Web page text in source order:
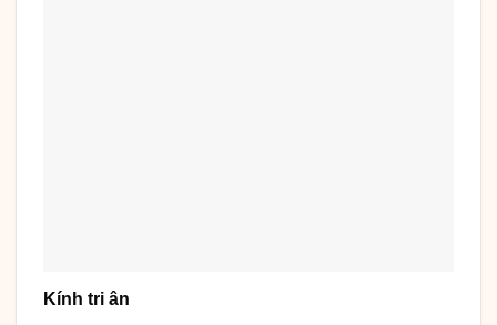
Kính tri ân